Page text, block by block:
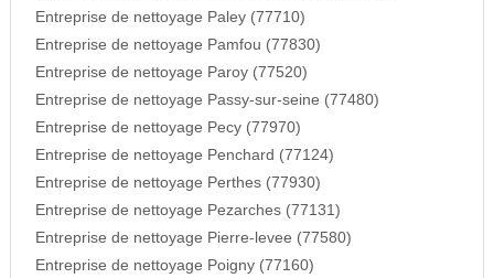
Entreprise de nettoyage Paley (77710)
Entreprise de nettoyage Pamfou (77830)
Entreprise de nettoyage Paroy (77520)
Entreprise de nettoyage Passy-sur-seine (77480)
Entreprise de nettoyage Pecy (77970)
Entreprise de nettoyage Penchard (77124)
Entreprise de nettoyage Perthes (77930)
Entreprise de nettoyage Pezarches (77131)
Entreprise de nettoyage Pierre-levee (77580)
Entreprise de nettoyage Poigny (77160)